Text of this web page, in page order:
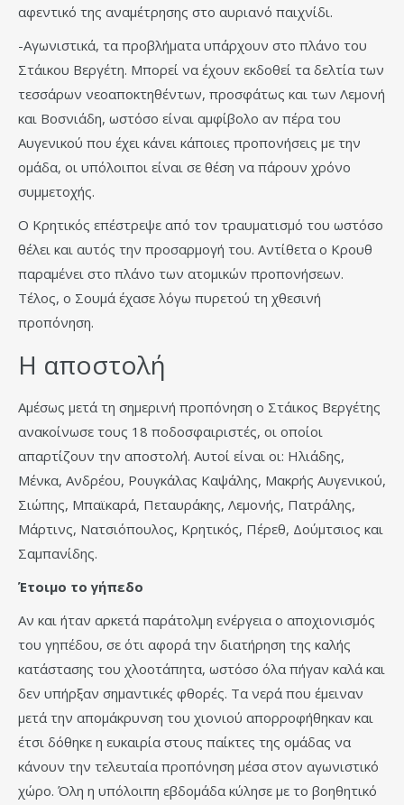
αφεντικό της αναμέτρησης στο αυριανό παιχνίδι.
-Αγωνιστικά, τα προβλήματα υπάρχουν στο πλάνο του
Στάικου Βεργέτη. Μπορεί να έχουν εκδοθεί τα δελτία των
τεσσάρων νεοαποκτηθέντων, προσφάτως και των Λεμονή
και Βοσνιάδη, ωστόσο είναι αμφίβολο αν πέρα του
Αυγενικού που έχει κάνει κάποιες προπονήσεις με την
ομάδα, οι υπόλοιποι είναι σε θέση να πάρουν χρόνο
συμμετοχής.
Ο Κρητικός επέστρεψε από τον τραυματισμό του ωστόσο
θέλει και αυτός την προσαρμογή του. Αντίθετα ο Κρουθ
παραμένει στο πλάνο των ατομικών προπονήσεων.
Τέλος, ο Σουμά έχασε λόγω πυρετού τη χθεσινή
προπόνηση.
Η αποστολή
Αμέσως μετά τη σημερινή προπόνηση ο Στάικος Βεργέτης
ανακοίνωσε τους 18 ποδοσφαιριστές, οι οποίοι
απαρτίζουν την αποστολή. Αυτοί είναι οι: Ηλιάδης,
Μένκα, Ανδρέου, Ρουγκάλας Καψάλης, Μακρής Αυγενικού,
Σιώπης, Μπαϊκαρά, Πεταυράκης, Λεμονής, Πατράλης,
Μάρτινς, Νατσιόπουλος, Κρητικός, Πέρεθ, Δούμτσιος και
Σαμπανίδης.
Έτοιμο το γήπεδο
Αν και ήταν αρκετά παράτολμη ενέργεια ο αποχιονισμός
του γηπέδου, σε ότι αφορά την διατήρηση της καλής
κατάστασης του χλοοτάπητα, ωστόσο όλα πήγαν καλά και
δεν υπήρξαν σημαντικές φθορές. Τα νερά που έμειναν
μετά την απομάκρυνση του χιονιού απορροφήθηκαν και
έτσι δόθηκε η ευκαιρία στους παίκτες της ομάδας να
κάνουν την τελευταία προπόνηση μέσα στον αγωνιστικό
χώρο. Όλη η υπόλοιπη εβδομάδα κύλησε με το βοηθητικό